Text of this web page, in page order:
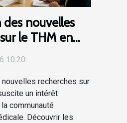
nouvelles
le THM en
10:20
nouvelles recherches sur
un intérêt
communauté
Découvrir les